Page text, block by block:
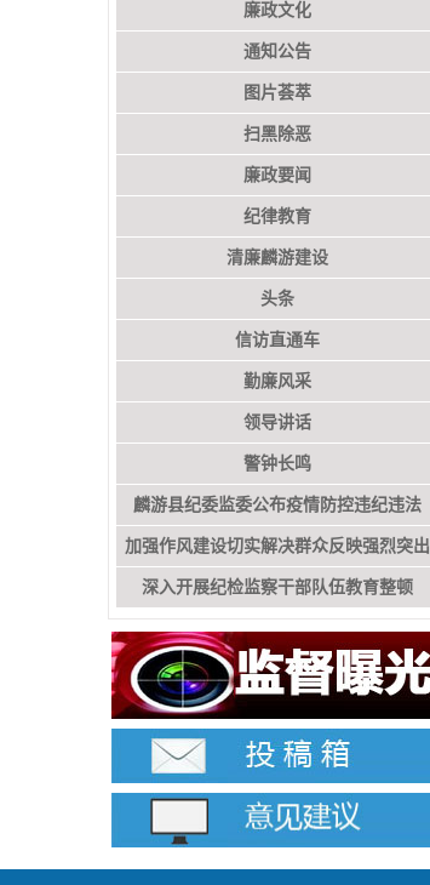
廉政文化
通知公告
图片荟萃
扫黑除恶
廉政要闻
纪律教育
清廉麟游建设
头条
信访直通车
勤廉风采
领导讲话
警钟长鸣
麟游县纪委监委公布疫情防控违纪违法
加强作风建设切实解决群众反映强烈突出
问题专栏
深入开展纪检监察干部队伍教育整顿